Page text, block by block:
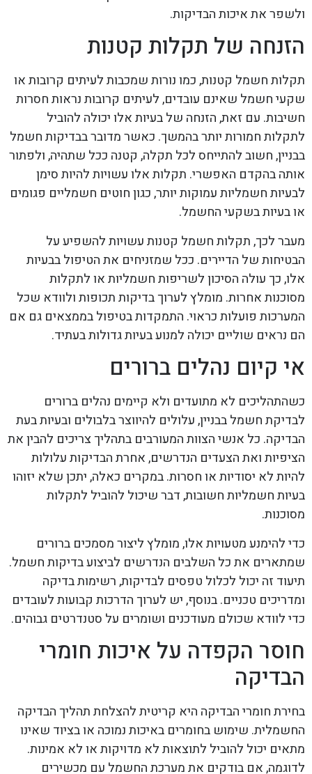
ולשפר את איכות הבדיקות.
הזנחה של תקלות קטנות
תקלות חשמל קטנות, כמו נורות שמכבות לעיתים קרובות או
שקעי חשמל שאינם עובדים, לעיתים קרובות נראות חסרות
חשיבות. עם זאת, הזנחה של בעיות אלו יכולה להוביל
לתקלות חמורות יותר בהמשך. כאשר מדובר בבדיקות חשמל
בבניין, חשוב להתייחס לכל תקלה, קטנה ככל שתהיה, ולפתור
אותה בהקדם האפשרי. תקלות אלו עשויות להיות סימן
לבעיות חשמליות עמוקות יותר, כגון חוטים חשמליים פגומים
או בעיות בשקעי החשמל.
מעבר לכך, תקלות חשמל קטנות עשויות להשפיע על
הבטיחות של הדיירים. ככל שמזניחים את הטיפול בבעיות
אלו, כך עולה הסיכון לשריפות חשמליות או לתקלות
מסוכנות אחרות. מומלץ לערוך בדיקות תכופות ולוודא שכל
המערכות פועלות כראוי. התמקדות בטיפול בממצאים גם אם
הם נראים שוליים יכולה למנוע בעיות גדולות בעתיד.
אי קיום נהלים ברורים
כשהתהליכים לא מתועדים ולא קיימים נהלים ברורים
לבדיקת חשמל בבניין, עלולים להיווצר בלבולים ובעיות בעת
הבדיקה. כל אנשי הצוות המעורבים בתהליך צריכים להבין את
הציפיות ואת הצעדים הנדרשים, אחרת הבדיקות עלולות
להיות לא יסודיות או חסרות. במקרים כאלה, יתכן שלא יזוהו
בעיות חשמליות חשובות, דבר שיכול להוביל לתקלות
מסוכנות.
כדי להימנע מטעויות אלו, מומלץ ליצור מסמכים ברורים
שמתארים את כל השלבים הנדרשים לביצוע בדיקות חשמל.
תיעוד זה יכול לכלול טפסים לבדיקות, רשימות בדיקה
ומדריכים טכניים. בנוסף, יש לערוך הדרכות קבועות לעובדים
כדי לוודא שכולם מעודכנים ושומרים על סטנדרטים גבוהים.
חוסר הקפדה על איכות חומרי
הבדיקה
בחירת חומרי הבדיקה היא קריטית להצלחת תהליך הבדיקה
החשמלית. שימוש בחומרים באיכות נמוכה או בציוד שאינו
מתאים יכול להוביל לתוצאות לא מדויקות או לא אמינות.
לדוגמה, אם בודקים את מערכת החשמל עם מכשירים